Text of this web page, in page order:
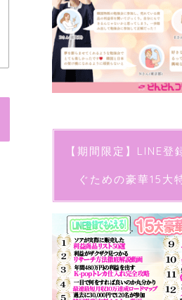
【期間限定】LINE登
ぐための豪華15大